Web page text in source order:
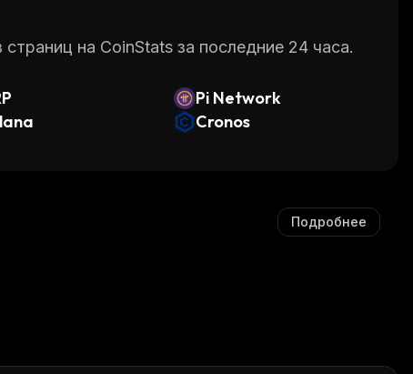
на CoinStats за последние 24 часа.
Pi Network
Cronos
Подробнее